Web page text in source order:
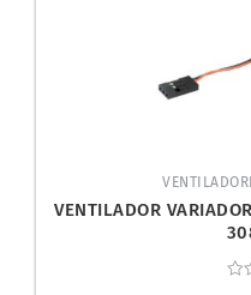
VENTILADOR